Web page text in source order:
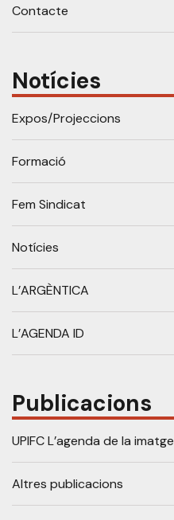
Contacte
Notícies
Expos/Projeccions
Formació
Fem Sindicat
Notícies
L’ARGÈNTICA
L’AGENDA ID
Publicacions
UPIFC L’agenda de la imatge
Altres publicacions